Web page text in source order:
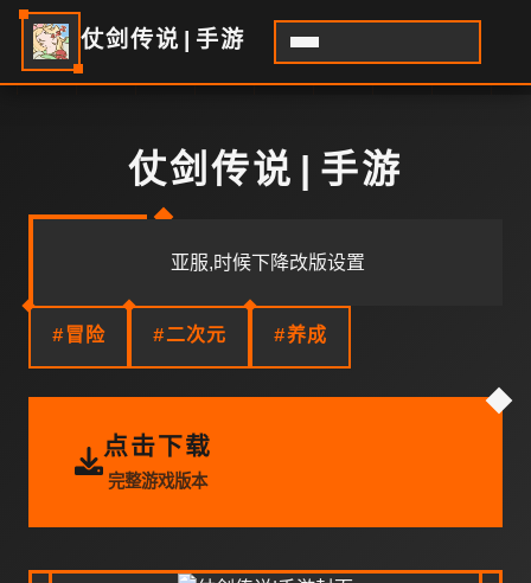
仗剑传说|手游
仗剑传说|手游
亚服,时候下降改版设置
#冒险 #二次元 #养成
点击下载
完整游戏版本